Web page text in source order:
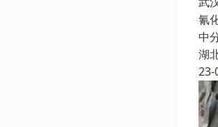
氰
中
湖
23-